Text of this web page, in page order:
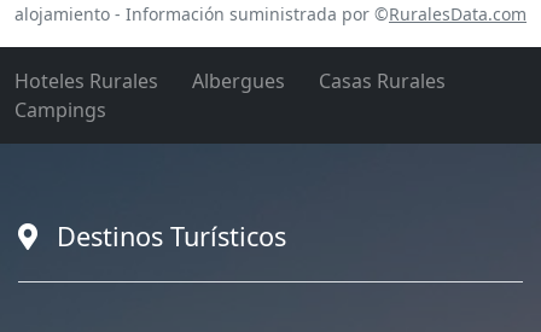
alojamiento - Información suministrada por ©RuralesData.com
Hoteles Rurales Albergues
Casas Rurales
Campings
Destinos Turísticos